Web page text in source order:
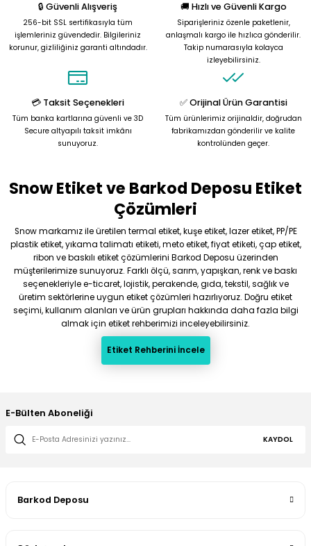
Ürün resmi kalitesiz, bozuk veya görüntülenemiyor.
Ürün açıklamasında eksik bilgiler bulunuyor.
Ürün bilgilerinde hatalar bulunuyor.
Ürün fiyatı diğer sitelerden daha pahalı.
Gönder
🔒 Güvenli Alışveriş
256-bit SSL sertifikasıyla tüm
işlemleriniz güvendedir. Bilgileriniz
korunur, gizliliğiniz garanti altındadır.
🚚 Hızlı ve Güvenli Kargo
Siparişleriniz özenle paketlenir,
anlaşmalı kargo ile hızlıca gönderilir.
Takip numarasıyla kolayca
izleyebilirsiniz.
💳 Taksit Seçenekleri
Tüm banka kartlarına güvenli ve 3D
Secure altyapılı taksit imkânı
sunuyoruz.
✅ Orijinal Ürün Garantisi
Tüm ürünlerimiz orijinaldir, doğrudan
fabrikamızdan gönderilir ve kalite
kontrolünden geçer.
Snow Etiket ve Barkod Deposu Etiket
Çözümleri
Snow markamız ile üretilen termal etiket, kuşe etiket, lazer etiket, PP/PE
plastik etiket, yıkama talimatı etiketi, meto etiket, fiyat etiketi, çap etiket,
ribon ve baskılı etiket çözümlerini Barkod Deposu üzerinden
müşterilerimize sunuyoruz. Farklı ölçü, sarım, yapışkan, renk ve baskı
seçenekleriyle e-ticaret, lojistik, perakende, gıda, tekstil, sağlık ve
üretim sektörlerine uygun etiket çözümleri hazırlıyoruz. Doğru etiket
seçimi, kullanım alanları ve ürün grupları hakkında daha fazla bilgi
almak için etiket rehberimizi inceleyebilirsiniz.
Etiket Rehberini İncele
E-Bülten Aboneliği
KAYDOL
Barkod Deposu